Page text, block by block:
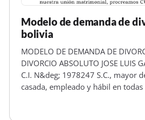
Modelo de demanda de
bolivia
MODELO DE DEMANDA DE
DIVORCIO ABSOLUTO JOSE LUIS
C.I. N&deg; 1978247 S.C., mayor
casada, empleado y hábil en
Bibosi N&deg; 1727 de esta